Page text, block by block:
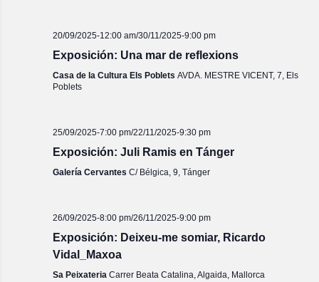
20/09/2025-12:00 am/30/11/2025-9:00 pm
Exposición: Una mar de reflexions
Casa de la Cultura Els Poblets AVDA. MESTRE VICENT, 7, Els
Poblets
25/09/2025-7:00 pm/22/11/2025-9:30 pm
Exposición: Juli Ramis en Tánger
Galería Cervantes C/ Bélgica, 9, Tánger
26/09/2025-8:00 pm/26/11/2025-9:00 pm
Exposición: Deixeu-me somiar, Ricardo
Vidal_Maxoa
Sa Peixateria Carrer Beata Catalina, Algaida, Mallorca